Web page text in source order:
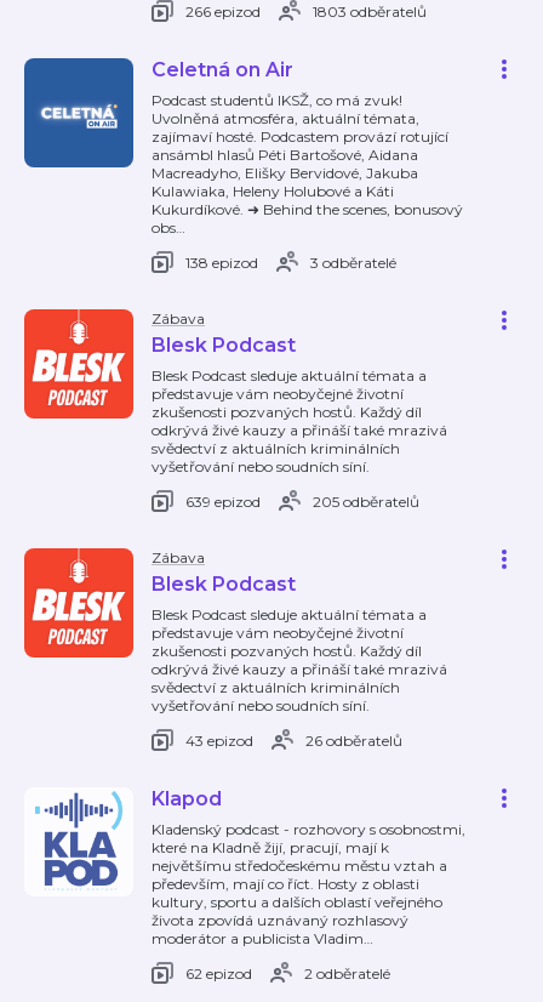
266 epizod
1803 odběratelů
Celetná on Air
Podcast studentů IKSŽ, co má zvuk!
Uvolněná atmosféra, aktuální témata,
zajímaví hosté. Podcastem provází rotující
ansámbl hlasů Péti Bartošové, Aidana
Macreadyho, Elišky Bervidové, Jakuba
Kulawiaka, Heleny Holubové a Káti
Kukurdíkové. ➜ Behind the scenes, bonusový
obs…
138 epizod
3 odběratelé
Zábava
Blesk Podcast
Blesk Podcast sleduje aktuální témata a
představuje vám neobyčejné životní
zkušenosti pozvaných hostů. Každý díl
odkrývá živé kauzy a přináší také mrazivá
svědectví z aktuálních kriminálních
vyšetřování nebo soudních síní.
639 epizod
205 odběratelů
Zábava
Blesk Podcast
Blesk Podcast sleduje aktuální témata a
představuje vám neobyčejné životní
zkušenosti pozvaných hostů. Každý díl
odkrývá živé kauzy a přináší také mrazivá
svědectví z aktuálních kriminálních
vyšetřování nebo soudních síní.
43 epizod
26 odběratelů
Klapod
Kladenský podcast - rozhovory s osobnostmi,
které na Kladně žijí, pracují, mají k
největšímu středočeskému městu vztah a
především, mají co říct. Hosty z oblasti
kultury, sportu a dalších oblastí veřejného
života zpovídá uznávaný rozhlasový
moderátor a publicista Vladim…
62 epizod
2 odběratelé